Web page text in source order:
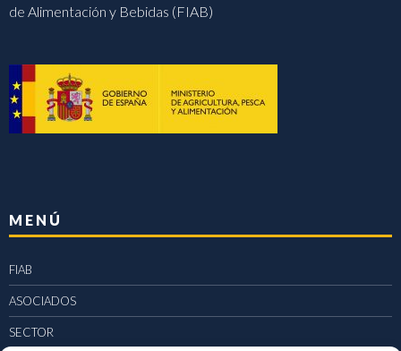
de Alimentación y Bebidas (FIAB)
MENÚ
FIAB
ASOCIADOS
SECTOR